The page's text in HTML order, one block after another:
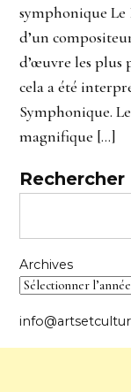
symphonique
d’un
d’œuvre les plus
cela a été
Symphonique.
magnifique […]
Rechercher
Archives